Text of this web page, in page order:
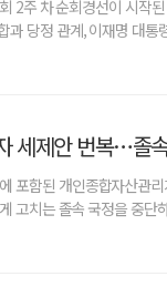
2주 차 순회경선이 시작
당정 관계, 이재명 대통
세제안 번복…졸
포함된 개인종합자산관
고치는 졸속 국정을 중단